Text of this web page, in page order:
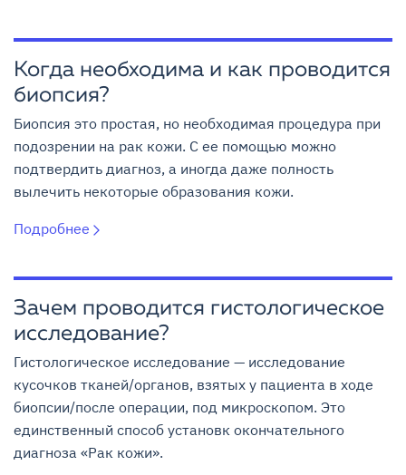
Когда необходима и как проводится
биопсия?
Биопсия это простая, но необходимая процедура при
подозрении на рак кожи. С ее помощью можно
подтвердить диагноз, а иногда даже полность
вылечить некоторые образования кожи.
Подробнее
Зачем проводится гистологическое
исследование?
Гистологическое исследование — исследование
кусочков тканей/органов, взятых у пациента в ходе
биопсии/после операции, под микроскопом. Это
единственный способ установк окончательного
диагноза «Рак кожи».